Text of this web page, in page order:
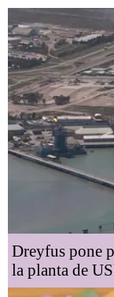
Dreyfus pone
la planta de